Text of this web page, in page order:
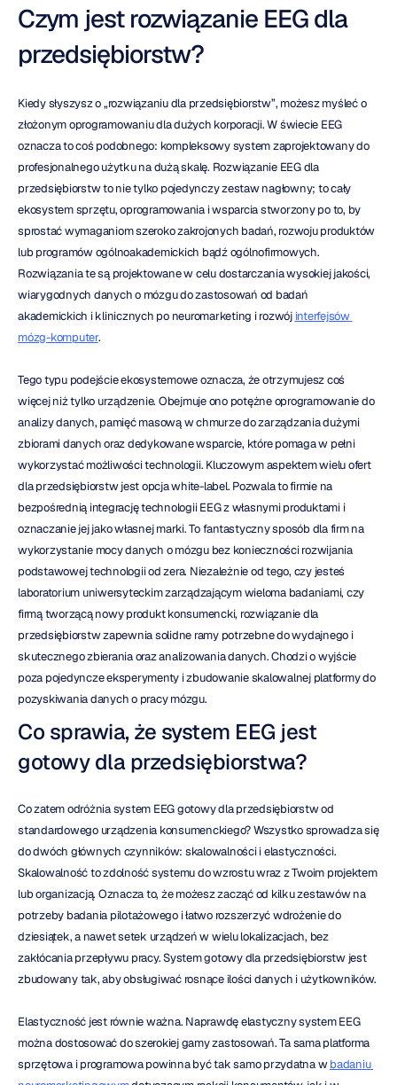
Czym jest rozwiązanie EEG dla
przedsiębiorstw?
Kiedy słyszysz o „rozwiązaniu dla przedsiębiorstw”, możesz myśleć o
złożonym oprogramowaniu dla dużych korporacji. W świecie EEG
oznacza to coś podobnego: kompleksowy system zaprojektowany do
profesjonalnego użytku na dużą skalę. Rozwiązanie EEG dla
przedsiębiorstw to nie tylko pojedynczy zestaw nagłowny; to cały
ekosystem sprzętu, oprogramowania i wsparcia stworzony po to, by
sprostać wymaganiom szeroko zakrojonych badań, rozwoju produktów
lub programów ogólnoakademickich bądź ogólnofirmowych.
Rozwiązania te są projektowane w celu dostarczania wysokiej jakości,
wiarygodnych danych o mózgu do zastosowań od badań
akademickich i klinicznych po neuromarketing i rozwój interfejsów
mózg-komputer.
Tego typu podejście ekosystemowe oznacza, że otrzymujesz coś
więcej niż tylko urządzenie. Obejmuje ono potężne oprogramowanie do
analizy danych, pamięć masową w chmurze do zarządzania dużymi
zbiorami danych oraz dedykowane wsparcie, które pomaga w pełni
wykorzystać możliwości technologii. Kluczowym aspektem wielu ofert
dla przedsiębiorstw jest opcja white-label. Pozwala to firmie na
bezpośrednią integrację technologii EEG z własnymi produktami i
oznaczanie jej jako własnej marki. To fantastyczny sposób dla firm na
wykorzystanie mocy danych o mózgu bez konieczności rozwijania
podstawowej technologii od zera. Niezależnie od tego, czy jesteś
laboratorium uniwersyteckim zarządzającym wieloma badaniami, czy
firmą tworzącą nowy produkt konsumencki, rozwiązanie dla
przedsiębiorstw zapewnia solidne ramy potrzebne do wydajnego i
skutecznego zbierania oraz analizowania danych. Chodzi o wyjście
poza pojedyncze eksperymenty i zbudowanie skalowalnej platformy do
pozyskiwania danych o pracy mózgu.
Co sprawia, że system EEG jest
gotowy dla przedsiębiorstwa?
Co zatem odróżnia system EEG gotowy dla przedsiębiorstw od
standardowego urządzenia konsumenckiego? Wszystko sprowadza się
do dwóch głównych czynników: skalowalności i elastyczności.
Skalowalność to zdolność systemu do wzrostu wraz z Twoim projektem
lub organizacją. Oznacza to, że możesz zacząć od kilku zestawów na
potrzeby badania pilotażowego i łatwo rozszerzyć wdrożenie do
dziesiątek, a nawet setek urządzeń w wielu lokalizacjach, bez
zakłócania przepływu pracy. System gotowy dla przedsiębiorstw jest
zbudowany tak, aby obsługiwać rosnące ilości danych i użytkowników.
Elastyczność jest równie ważna. Naprawdę elastyczny system EEG
można dostosować do szerokiej gamy zastosowań. Ta sama platforma
sprzętowa i programowa powinna być tak samo przydatna w badaniu